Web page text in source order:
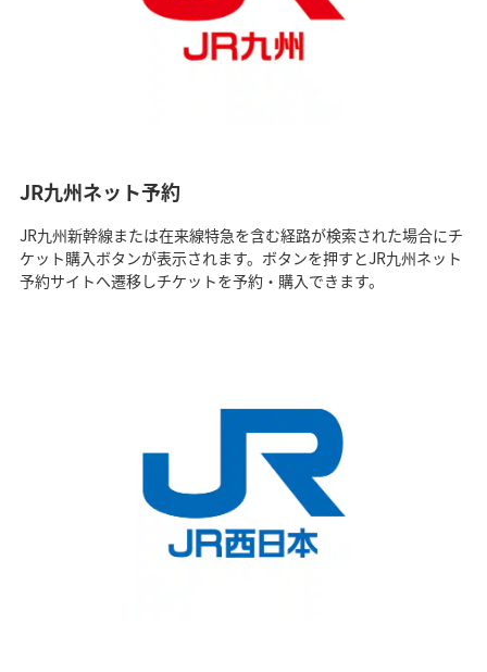
JR九州ネット予約
JR九州新幹線または在来線特急を含む経路が検索された場合にチ
ケット購入ボタンが表示されます。ボタンを押すとJR九州ネット
予約サイトへ遷移しチケットを予約・購入できます。